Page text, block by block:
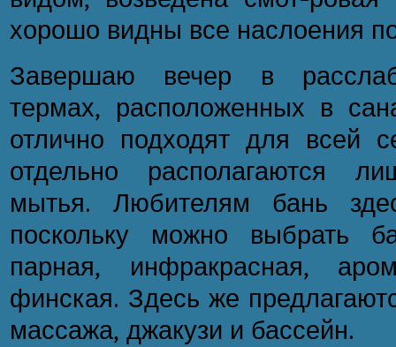
хорошо видны все наслоения
Завершаю вечер в
термах, расположенных в
отлично подходят для всей
отдельно располагаются
мытья. Любителям бань
поскольку можно выбрать
парная, инфракрасная,
финская. Здесь же
массажа, джакузи и бассейн.